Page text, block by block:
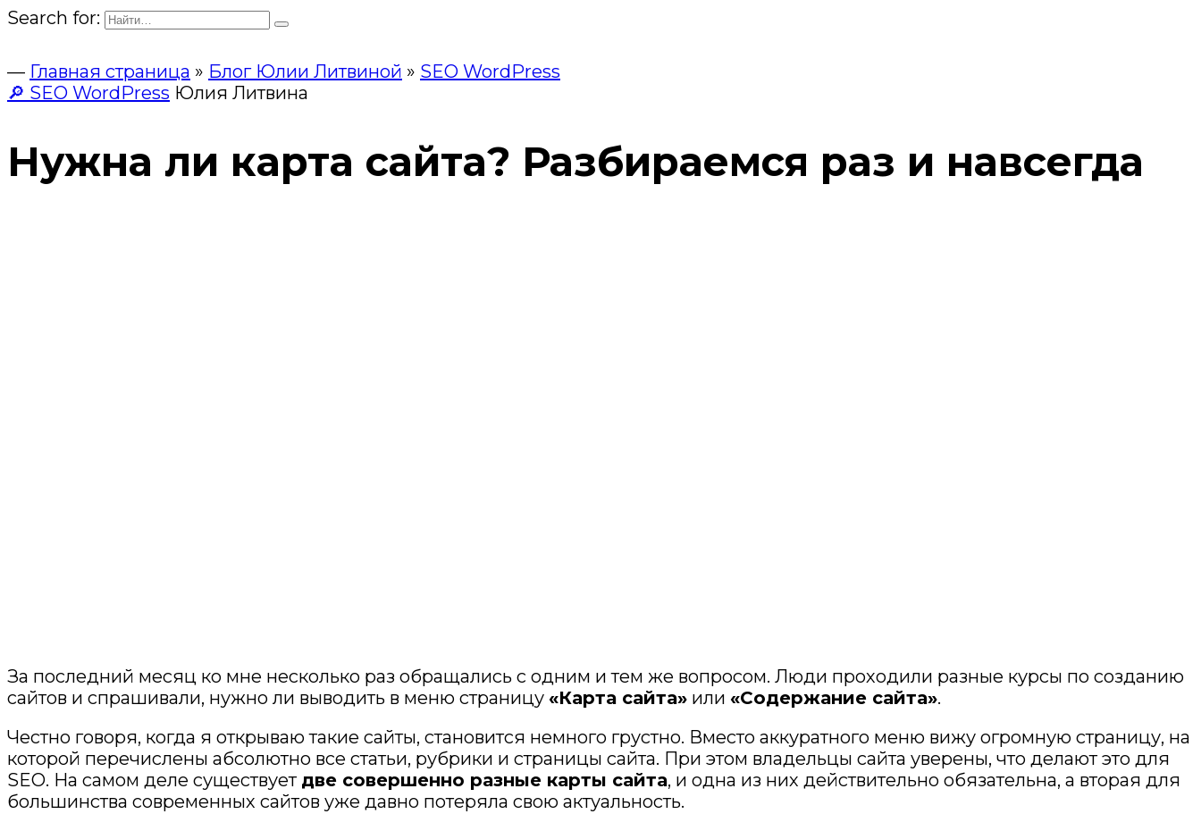
Search for:
— Главная страница » Блог Юлии Литвиной » SEO WordPress
🔎 SEO WordPress Юлия Литвина
Нужна ли карта сайта? Разбираемся раз и навсегда
За последний месяц ко мне несколько раз обращались с одним и тем же вопросом. Люди проходили разные курсы по созданию
сайтов и спрашивали, нужно ли выводить в меню страницу «Карта сайта» или «Содержание сайта».
Честно говоря, когда я открываю такие сайты, становится немного грустно. Вместо аккуратного меню вижу огромную страницу, на
которой перечислены абсолютно все статьи, рубрики и страницы сайта. При этом владельцы сайта уверены, что делают это для
SEO. На самом деле существует две совершенно разные карты сайта, и одна из них действительно обязательна, а вторая для
большинства современных сайтов уже давно потеряла свою актуальность.